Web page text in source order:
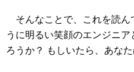
そんなことで、これを読ん
うに明るい笑顔のエンジニ
ろうか？ もしいたら、あな